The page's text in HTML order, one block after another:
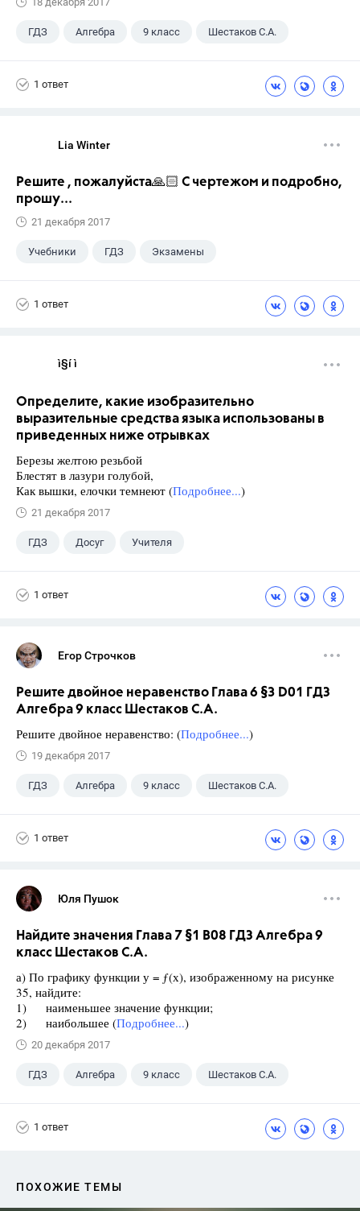
ГДЗ Алгебра 9 класс Шестаков С.А.
1 ответ
Lia Winter
Решите , пожалуйста🙏🏻 С чертежом и подробно,
прошу...
21 декабря 2017
Учебники ГДЗ Экзамены
1 ответ
ì§í ì 
Определите, какие изобразительно
выразительные средства языка использованы в
приведенных ниже отрывках
Березы желтою резьбой
Блестят в лазури голубой,
Как вышки, елочки темнеют (Подробнее...)
21 декабря 2017
ГДЗ Досуг Учителя
1 ответ
Егор Строчков
Решите двойное неравенство Глава 6 §3 D01 ГДЗ
Алгебра 9 класс Шестаков С.А.
Решите двойное неравенство: (Подробнее...)
19 декабря 2017
ГДЗ Алгебра 9 класс Шестаков С.А.
1 ответ
Юля Пушок
Найдите значения Глава 7 §1 B08 ГДЗ Алгебра 9
класс Шестаков С.А.
а) По графику функции у = ƒ(х), изображенному на рисунке
35, найдите:
1) наименьшее значение функции;
2) наибольшее (Подробнее...)
20 декабря 2017
ГДЗ Алгебра 9 класс Шестаков С.А.
1 ответ
ПОХОЖИЕ ТЕМЫ